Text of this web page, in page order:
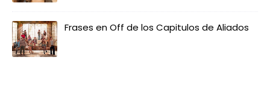
Frases en Off de los Capitulos de Aliados